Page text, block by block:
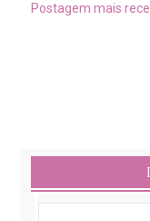
Postagem mais